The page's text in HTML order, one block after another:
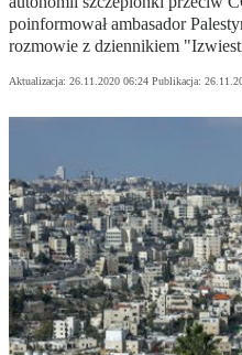
poinformował ambasador
rozmowie z dziennikiem
Aktualizacja: 26.11.2020 06:24 Publikacja: